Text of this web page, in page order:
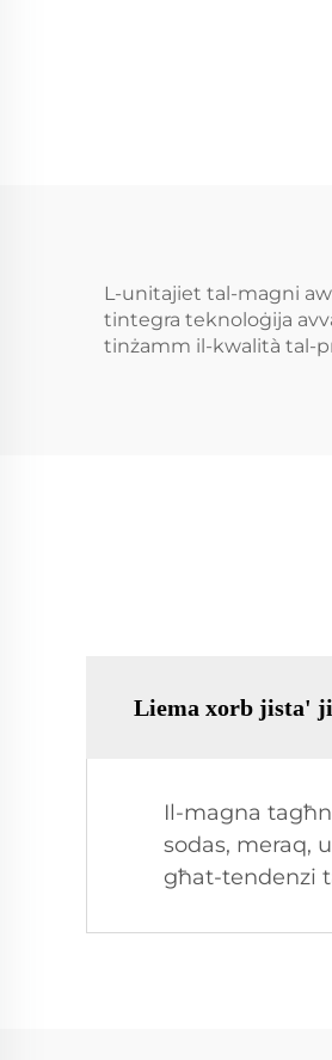
L-unitajiet tal-magni
tintegra teknoloġija
tinżamm il-kwalità tal-
Liema xorb jista'
Il-magna
sodas, meraq,
għat-tendenzi